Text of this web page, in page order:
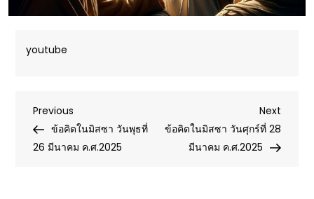
youtube
Post
navigation
Previous
Post
Previous
ข้อคิดในมิสซา วันพุธที่
26 มีนาคม ค.ศ.2025
Next
Post
Next
ข้อคิดในมิสซา วันศุกร์ที่ 28
มีนาคม ค.ศ.2025